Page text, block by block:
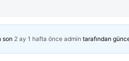
son 2 ay 1 hafta önce admin tarafından